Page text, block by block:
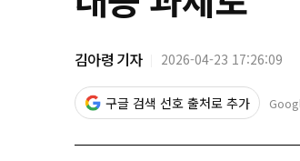
김아령 기자 2026-04-23 17:26:09
구글 검색 선호 출처로 추가